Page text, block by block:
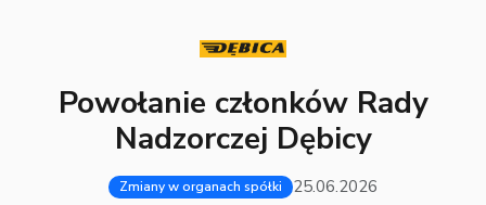
Powołanie członków Rady
Nadzorczej Dębicy
Zmiany w organach spółki 25.06.2026